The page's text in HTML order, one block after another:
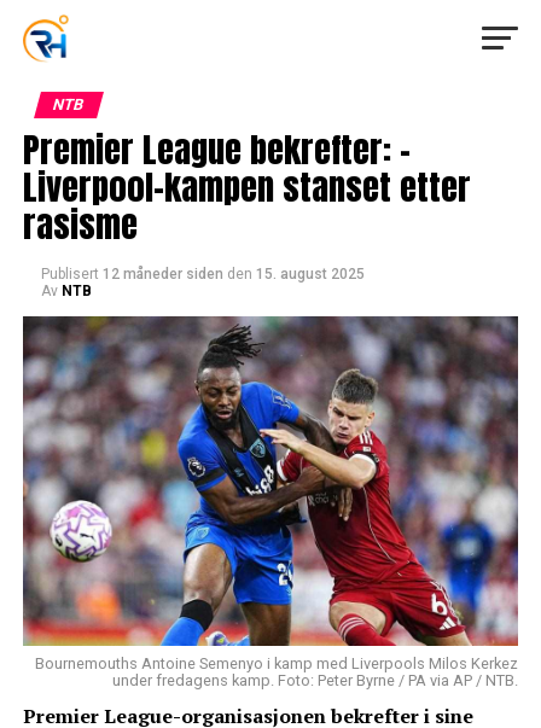
NTB
Premier League bekrefter: –
Liverpool-kampen stanset etter
rasisme
Publisert 12 måneder siden den 15. august 2025
Av NTB
Bournemouths Antoine Semenyo i kamp med Liverpools Milos Kerkez
under fredagens kamp. Foto: Peter Byrne / PA via AP / NTB.
Premier League-organisasjonen bekrefter i sine